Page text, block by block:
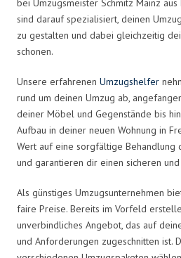
bei Umzugsmeister Schmitz Mainz
sind darauf spezialisiert, deinen
zu gestalten und dabei gleichzeitig
schonen.
Unsere erfahrenen Umzugshelfer
rund um deinen Umzug ab,
deiner Möbel und Gegenstände bis
Aufbau in deiner neuen Wohnung in
Wert auf eine sorgfältige Behandlung
und garantieren dir einen sicheren
Als günstiges Umzugsunternehmen
faire Preise. Bereits im Vorfeld
unverbindliches Angebot, das auf
und Anforderungen zugeschnitten ist.